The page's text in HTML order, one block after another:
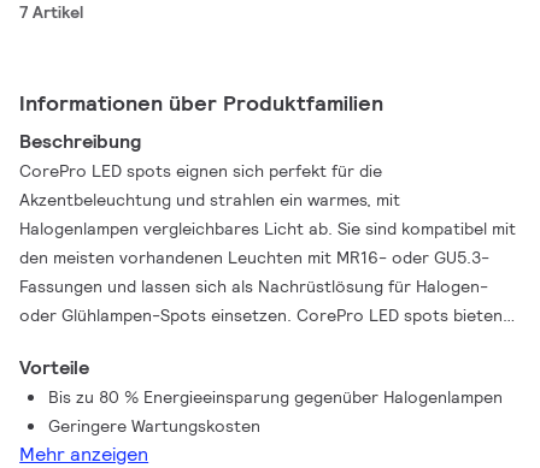
7 Artikel
Informationen über Produktfamilien
Beschreibung
CorePro LED spots eignen sich perfekt für die
Akzentbeleuchtung und strahlen ein warmes, mit
Halogenlampen vergleichbares Licht ab. Sie sind kompatibel mit
den meisten vorhandenen Leuchten mit MR16- oder GU5.3-
Fassungen und lassen sich als Nachrüstlösung für Halogen-
oder Glühlampen-Spots einsetzen. CorePro LED spots bieten
Wartungskosten deutlich.
Vorteile
Bis zu 80 % Energieeinsparung gegenüber Halogenlampen
Geringere Wartungskosten
Mehr anzeigen